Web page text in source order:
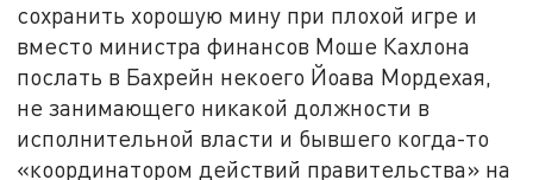
сохранить хорошую мину при плохой игре и
вместо министра финансов Моше Кахлона
послать в Бахрейн некоего Йоава Мордехая,
не занимающего никакой должности в
исполнительной власти и бывшего когда-то
«координатором действий правительства» на